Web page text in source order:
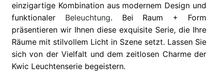
einzigartige Kombination aus modernem Design und
funktionaler Beleuchtung. Bei Raum + Form
präsentieren wir Ihnen diese exquisite Serie, die Ihre
Räume mit stilvollem Licht in Szene setzt. Lassen Sie
sich von der Vielfalt und dem zeitlosen Charme der
Kwic Leuchtenserie begeistern.